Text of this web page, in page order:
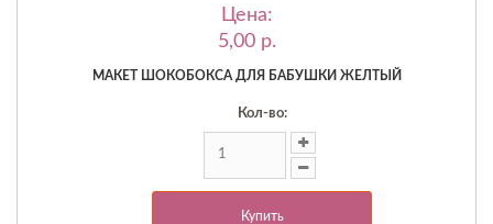
Цена:
5,00 p.
МАКЕТ ШОКОБОКСА ДЛЯ БАБУШКИ ЖЕЛТЫЙ
Кол-во:
Купить